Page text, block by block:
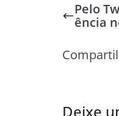
Pelo
ência
Deixe